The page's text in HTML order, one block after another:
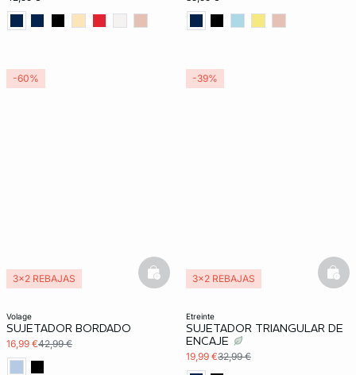
volage
SUJETADOR BORDADO
16,99 €42,99 €
3x2 REBAJAS basketfull
-60%
etreinte
SUJETADOR TRIANGULAR DE
ENCAJE
19,99 €32,99 €
3x2 REBAJAS
-39%